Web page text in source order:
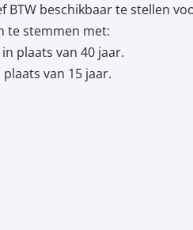
beschikbaar te stellen
te stemmen met:
plaats van 40 jaar.
van 15 jaar.